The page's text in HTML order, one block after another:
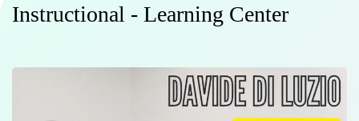
Instructional - Learning Center